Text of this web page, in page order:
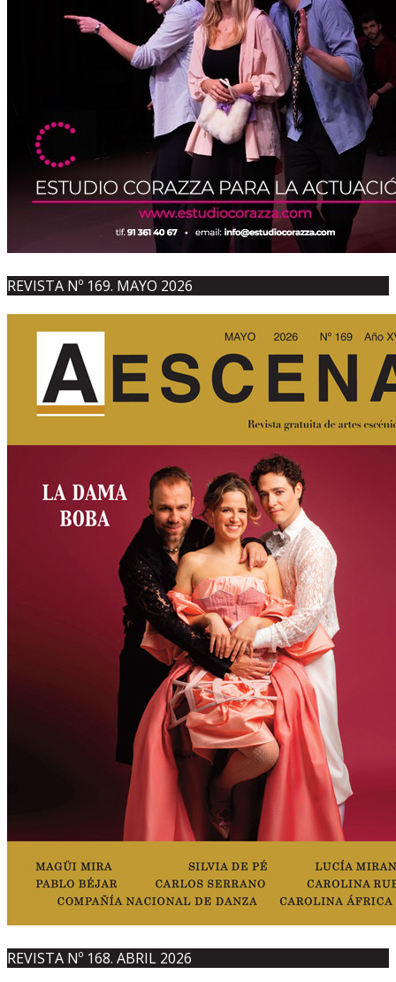
REVISTA Nº 169. MAYO 2026
REVISTA Nº 168. ABRIL 2026